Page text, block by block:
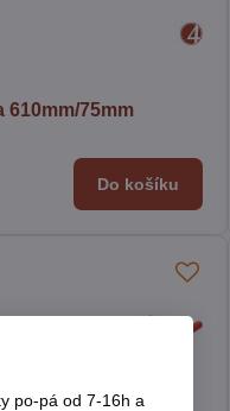
610mm/75mm
Do košíku
po-pá od 7-16h a